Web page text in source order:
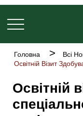
Перейти
до
основного
вмісту
Основна
Рядок
навіґації
Головна
Всі
Освітній